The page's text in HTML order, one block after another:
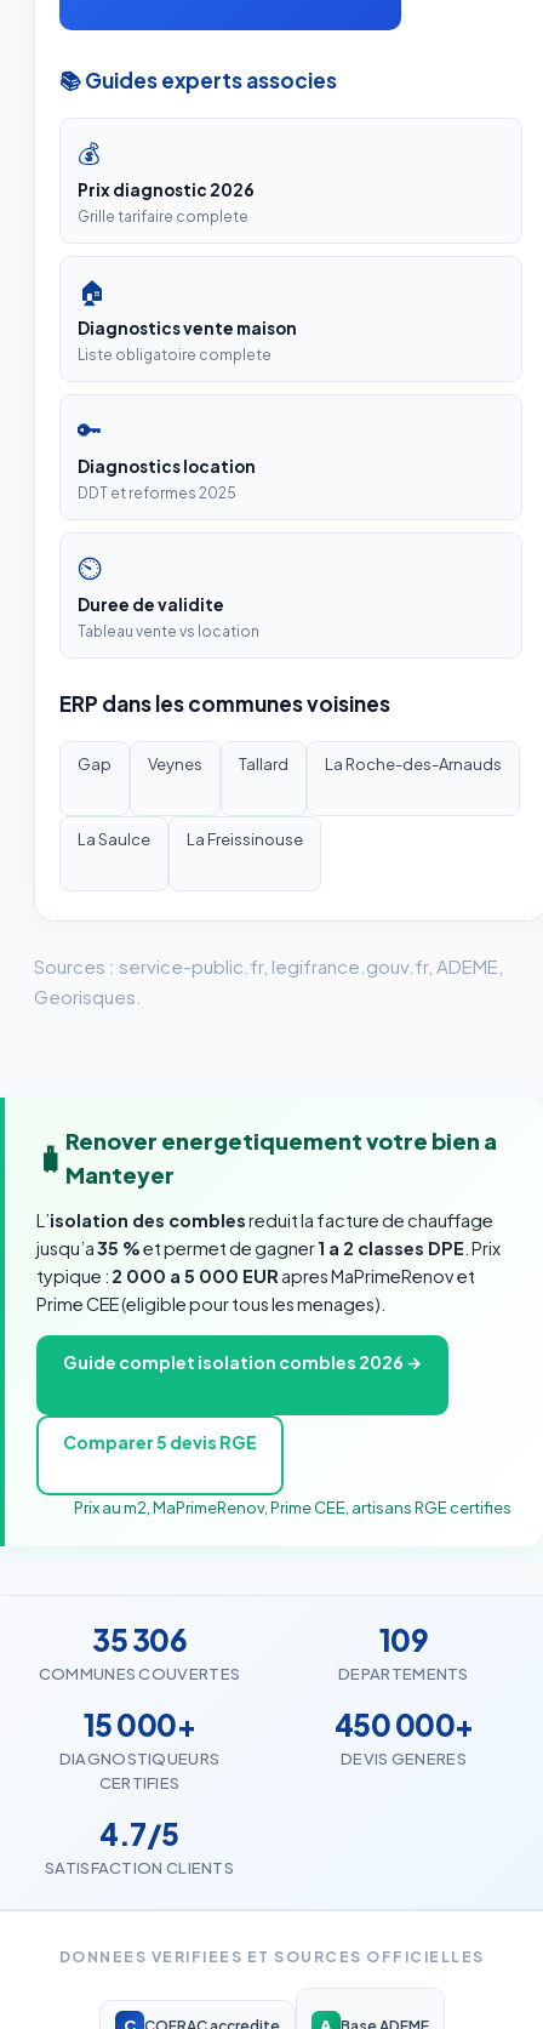
📚 Guides experts associes
💰
Prix diagnostic 2026
Grille tarifaire complete
🏠
Diagnostics vente maison
Liste obligatoire complete
🔑
Diagnostics location
DDT et reformes 2025
⏲
Duree de validite
Tableau vente vs location
ERP dans les communes voisines
Gap Veynes Tallard La Roche-des-Arnauds
La Saulce La Freissinouse
Sources : service-public.fr, legifrance.gouv.fr, ADEME,
Georisques.
🧳 Renover energetiquement votre bien a
Manteyer
L’isolation des comblesreduit la facture de chauffage
jusqu’a35 %et permet de gagner1 a 2 classes DPE . Prix
typique : 2 000 a 5 000 EUR apres MaPrimeRenov et
Prime CEE (eligible pour tous les menages).
Guide complet isolation combles 2026 →
Comparer 5 devis RGE
Prix au m2, MaPrimeRenov, Prime CEE, artisans RGE certifies
35 306
COMMUNES COUVERTES
109
DEPARTEMENTS
15 000+
DIAGNOSTIQUEURS
CERTIFIES
450 000+
DEVIS GENERES
4.7/5
SATISFACTION CLIENTS
DONNEES VERIFIEES ET SOURCES OFFICIELLES
COFRAC accredite Base ADEME